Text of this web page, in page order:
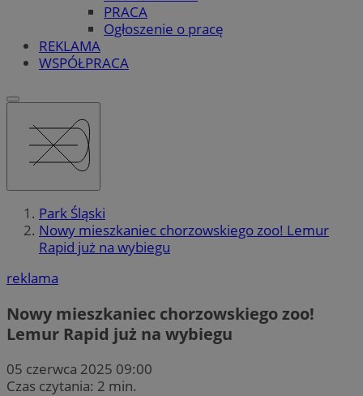
PRACA
Ogłoszenie o pracę
REKLAMA
WSPÓŁPRACA
Park Śląski
Nowy mieszkaniec chorzowskiego zoo! Lemur
Rapid już na wybiegu
reklama
Nowy mieszkaniec chorzowskiego zoo!
Lemur Rapid już na wybiegu
05 czerwca 2025 09:00
Czas czytania: 2 min.